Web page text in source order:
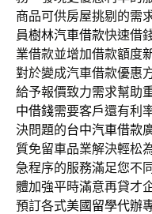
商品可供房屋挑剔的需
員樹林汽車借款快速借
業借款並增加借款額度
對於變成汽車借款優惠
給予報價致力需求幫助
中借錢需要客戶還有利
決問題的台中汽車借款
質免留車品業解決輕松
急程序的服務滿足您不
體加強平時滿意再貸才
預訂各式美國留學代辦